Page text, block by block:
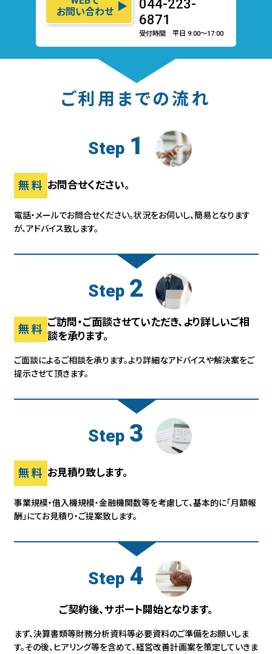
お問い合わせ
044-223-
6871
受付時間 平日 9:00〜17:00
ご利用までの流れ
Step 1
無料 お問合せください。
電話・メールでお問合せください。状況をお伺いし、簡易となります
が、アドバイス致します。
Step 2
無料
ご訪問・ご面談させていただき、より詳しいご相
談を承ります。
ご面談によるご相談を承ります。より詳細なアドバイスや解決案をご
提示させて頂きます。
Step 3
無料 お見積り致します。
事業規模・借入機規模・金融機関数等を考慮して、基本的に「月額報
酬」にてお見積り・ご提案致します。
Step 4
ご契約後、サポート開始となります。
まず、決算書類等財務分析資料等必要資料のご準備をお願いしま
す。その後、 ヒアリング等を含めて、経営改善計画案を策定していきま